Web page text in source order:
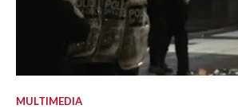
MULTIMEDIA